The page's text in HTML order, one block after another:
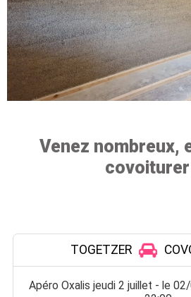
Venez nombreux,
covoiturer